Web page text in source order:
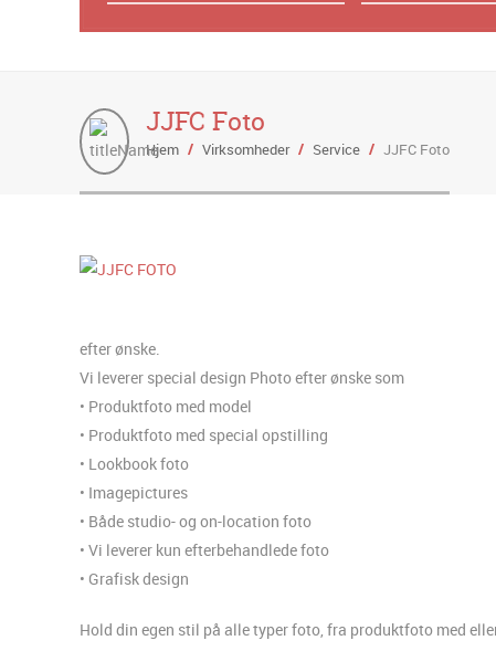
JJFC Foto
Hjem / Virksomheder / Service / JJFC Foto
efter ønske.
Vi leverer special design Photo efter ønske som
• Produktfoto med model
• Produktfoto med special opstilling
• Lookbook foto
• Imagepictures
• Både studio- og on-location foto
• Vi leverer kun efterbehandlede foto
• Grafisk design
Hold din egen stil på alle typer foto, fra produktfoto med